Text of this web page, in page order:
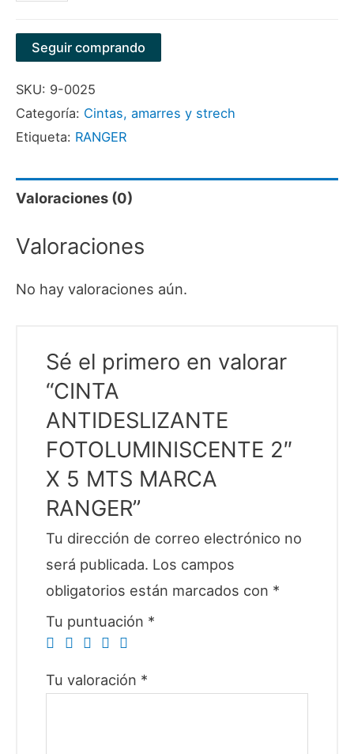
FOTOLUMINISCENTE
2"
X
5
MTS
RANGER
Seguir comprando
SKU: 9-0025
Categoría: Cintas, amarres y strech
Etiqueta: RANGER
Valoraciones (0)
Valoraciones
No hay valoraciones aún.
Sé el primero en valorar
“CINTA
ANTIDESLIZANTE
FOTOLUMINISCENTE 2″
X 5 MTS MARCA
RANGER”
Tu dirección de correo electrónico no
será publicada. Los campos
obligatorios están marcados con *
Tu puntuación *
Tu valoración *